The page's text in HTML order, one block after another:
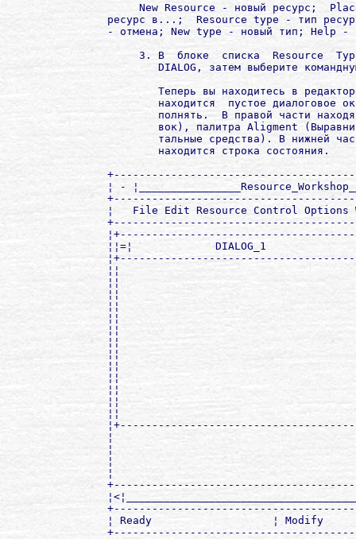
New Resource - новый ресурс;
ресурс в...;  Resource type - тип
- отмена; New type - новый тип; Help -
3. В  блоке  списка  Resource
DIALOG, затем выберите
Теперь вы находитесь в
находится  пустое диалоговое
полнять.  В правой части
вок), палитра Aligment
тальные средства). В нижней
        находится строка состояния.
¦ -
¦   File Edit Resource Control
¦¦=¦             DIALOG_1
¦¦
¦¦                                        ¦
¦¦
¦¦                                        ¦
¦¦                                        ¦
¦¦                                        ¦
¦¦
¦¦
¦¦
¦¦
¦¦
¦¦                                        ¦
¦¦
¦
¦
¦
¦
¦ Ready                   ¦